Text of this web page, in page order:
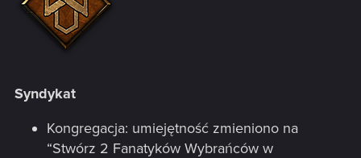
Syndykat
Kongregacja: umiejętność zmieniono na
“Stwórz 2 Fanatyków Wybrańców w